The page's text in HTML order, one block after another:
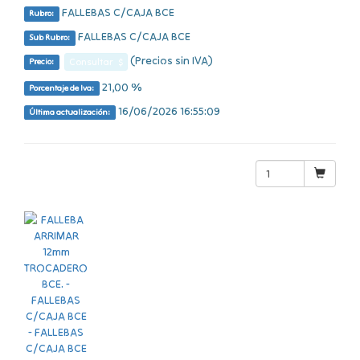
Rubro: FALLEBAS C/CAJA BCE
Sub Rubro: FALLEBAS C/CAJA BCE
Precio: Consultar $ (Precios sin IVA)
Porcentaje de Iva: 21,00 %
Última actualización: 16/06/2026 16:55:09